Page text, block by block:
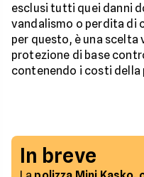
esclusi tutti quei danni
vandalismo o perdita di
per questo, è una scelta
protezione di base
contenendo i costi della
In breve